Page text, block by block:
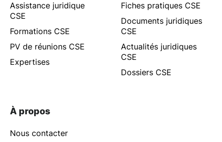
Assistance juridique
CSE
Formations CSE
PV de réunions CSE
Expertises
Fiches pratiques CSE
Documents juridiques
CSE
Actualités juridiques
CSE
Dossiers CSE
À propos
Nous contacter